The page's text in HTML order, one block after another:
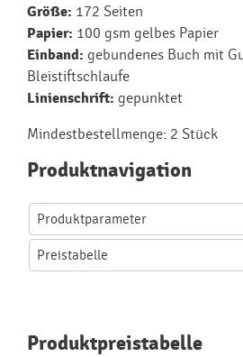
Größe: 172 Seiten
Papier: 100 gsm gelbes Papier
Einband: gebundenes Buch mit
Bleistiftschlaufe
Linienschrift: gepunktet
Mindestbestellmenge: 2 Stück
Produktnavigation
Produktparameter
Preistabelle
Produktpreistabelle